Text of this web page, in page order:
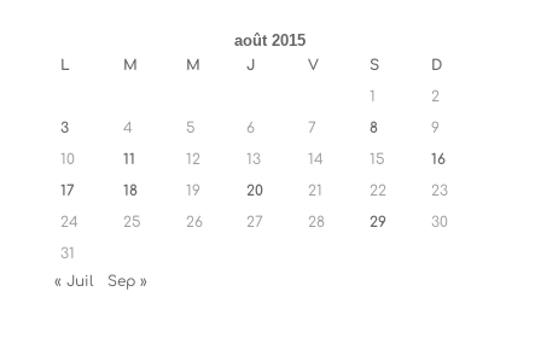
août 2015
L M M J V S
D
1
2
3
4 5 6 7 8
9
10
11 12 13 14 15
16
17
18 19 20 21 22
23
24
25 26 27 28 29
30
31
« Juil
Sep »